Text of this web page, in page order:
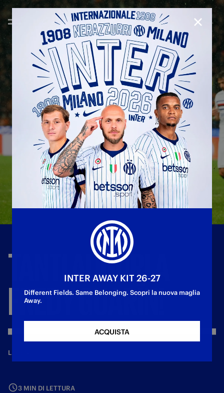
TANTIAUGURIA
FREDYGUARÍN!
LEGENDS
3 MIN DI LETTURA
INTER AWAY KIT 26-27
Different Fields. Same Belonging. Scopri la nuova maglia
Away.
ACQUISTA